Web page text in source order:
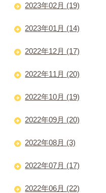
2023年02月 (19)
2023年01月 (14)
2022年12月 (17)
2022年11月 (20)
2022年10月 (19)
2022年09月 (20)
2022年08月 (3)
2022年07月 (17)
2022年06月 (22)